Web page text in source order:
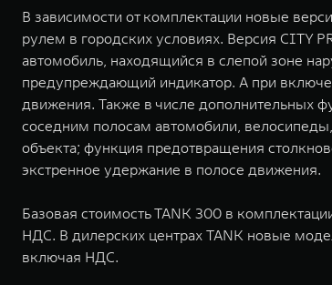
В зависимости от комплектации новые
рулем в городских условиях. Версия CITY
автомобиль, находящийся в слепой зоне
предупреждающий индикатор. А при
движения. Также в числе дополнительных
соседним полосам автомобили,
объекта; функция предотвращения
экстренное удержание в полосе движения.
Базовая стоимость TANK 300 в
НДС. В дилерских центрах TANK новые
включая НДС.